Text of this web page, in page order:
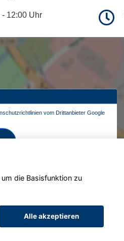
- 12:00 Uhr
vom Drittanbieter Google
die Basisfunktion zu
Alle akzeptieren